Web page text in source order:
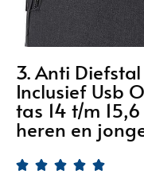
3. Anti
Inclusief Usb
tas 14 t/m
heren en
    